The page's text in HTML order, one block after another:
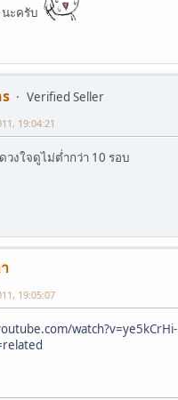
นะครับ
Verified Seller
19:04:21
วงใจดูไม่ต่ำกว่า 10 รอบ
19:05:07
watch?v=ye5kCrHi-